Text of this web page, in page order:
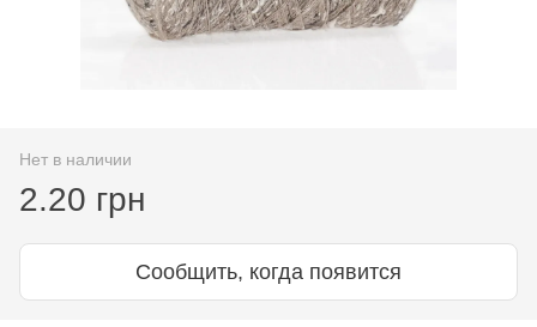
Нет в наличии
2.20 грн
Сообщить, когда появится